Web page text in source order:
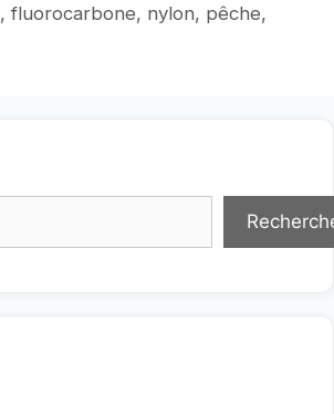
,fluorocarbone, nylon, pêche,